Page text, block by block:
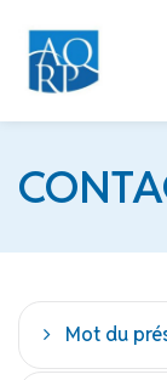
Mot du